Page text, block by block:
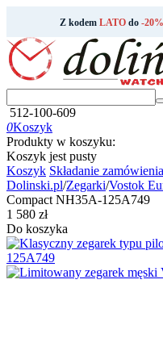
Z kodem LATOdo -20%
512-100-609
0Koszyk
Produkty w koszyku:
Koszyk jest pusty
Koszyk Składanie zamówienia
Dolinski.pl/Zegarki/Vostok
Compact NH35A-125A749
‍1 580‍ zł
Do koszyka